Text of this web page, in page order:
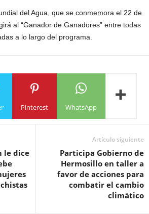
del Agua, que se conmemora el 22 de
al “Ganador de Ganadores” entre todas
a lo largo del programa.
Pinterest WhatsApp
le dice
Artículo siguiente
Participa Gobierno de
Hermosillo en taller a
favor de acciones para
combatir el cambio
climático